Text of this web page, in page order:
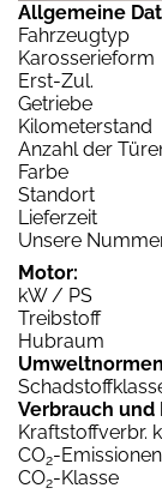
Allgemeine
Fahrzeugtyp
Karosserieform
Erst-Zul.
Getriebe
Kilometerstand
Anzahl der
Farbe
Standort
Lieferzeit
Unsere
Motor:
kW / PS
Treibstoff
Hubraum
Verbrauch und
Kraftstoffverbr.
CO2-
CO2-Klasse